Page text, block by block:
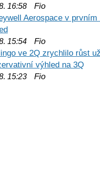
16:58 Fio
Aerospace v
15:54 Fio
ve 2Q zrychlilo růst
výhled na 3Q
15:23 Fio